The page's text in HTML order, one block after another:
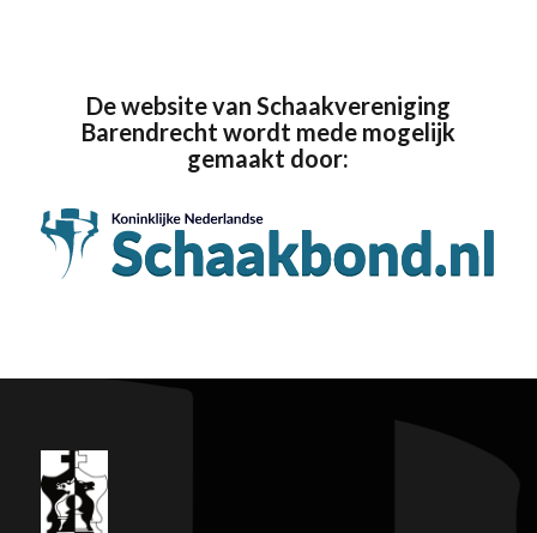
De website van Schaakvereniging
Barendrecht wordt mede mogelijk
gemaakt door: